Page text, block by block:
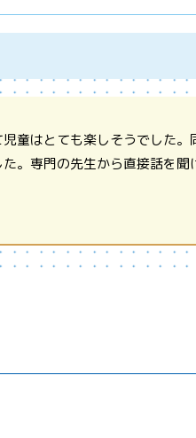
童はとても楽しそうでした
。専門の先生から直接話を